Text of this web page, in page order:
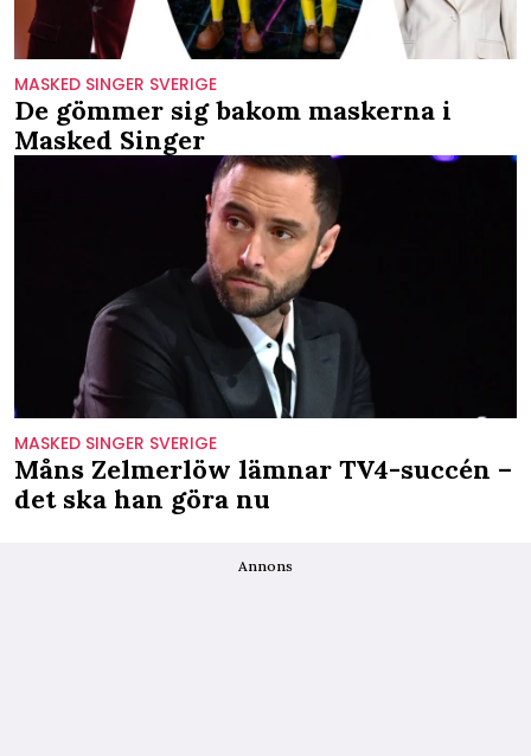
MASKED SINGER SVERIGE
De gömmer sig bakom maskerna i
Masked Singer
MASKED SINGER SVERIGE
Måns Zelmerlöw lämnar TV4-succén –
det ska han göra nu
Annons